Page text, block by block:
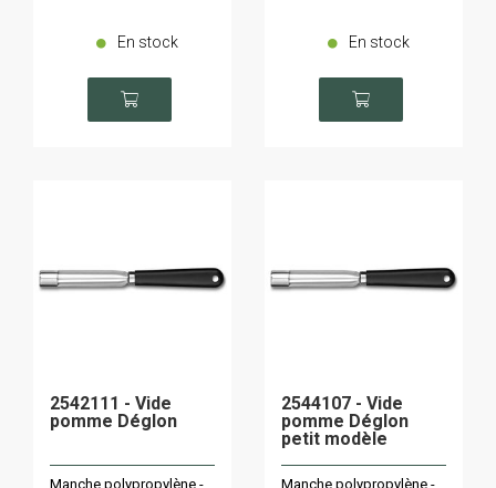
En stock En stock
2542111 - Vide
pomme Déglon
Manche polypropylène -
2544107 - Vide
pomme Déglon
petit modèle
Manche polypropylène -